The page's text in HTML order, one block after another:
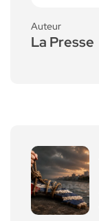
Auteur
La Presse